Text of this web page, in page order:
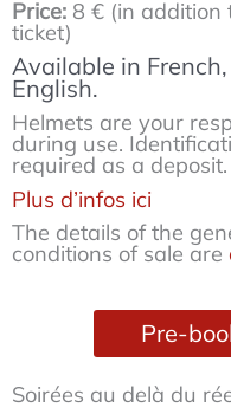
Price: 8 € (in addition
ticket)
Available in
English.
Helmets are your
during use.
required as a deposit.
Plus d’infos ici
The details of the
conditions of sale are
Pre-
Soirées au delà du